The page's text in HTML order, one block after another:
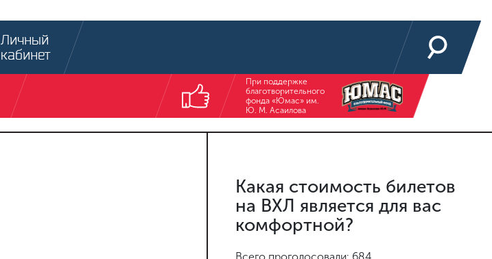
Личный
кабинет
При поддержке
благотворительного
фонда «Юмас» им.
Ю. М. Асаилова
Какая стоимость билетов
на ВХЛ является для вас
комфортной?